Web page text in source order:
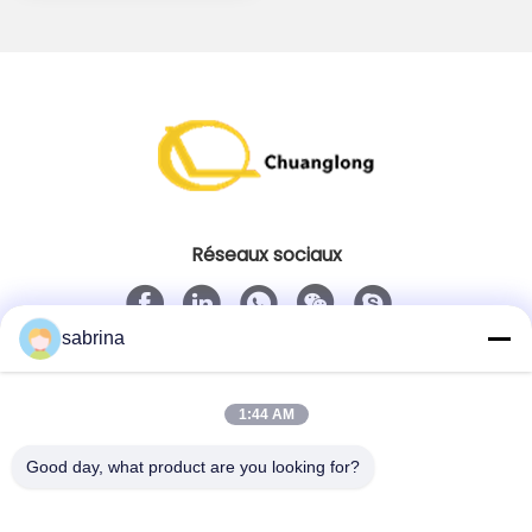
Réseaux sociaux
E-mail
sabrina
1:44 AM
Good day, what product are you looking for?